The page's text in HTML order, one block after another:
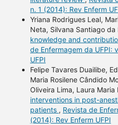
n. 1 (2014): Rev Enferm
Yriana Rodrigues Leal,
Neta, Silvana Santiago da
knowledge and
de Enfermagem da UFPI:
UFPI
Felipe Tavares Duailibe,
Maria Rosilene Cândido
Oliveira Lima, Laura Maria
interventions in post-
patients , Revista de
(2014): Rev Enferm UFPI